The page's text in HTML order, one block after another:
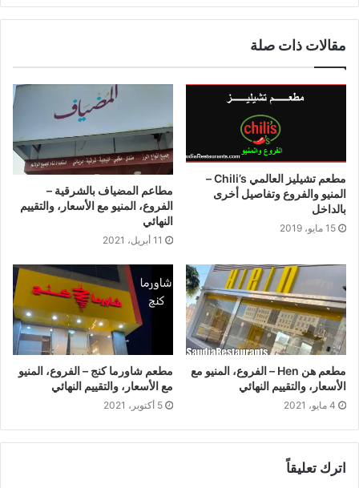
مقالات ذات صلة
مطعم تشيليز العالمي Chili’s –
المنيو والفروع وتفاصيل أخرى
بالداخل
15 مايو، 2019
مطاعم المضياف بالشرقية –
الفروع، المنيو مع الأسعار، والتقييم
النهائي
11 أبريل، 2021
مطعم هن Hen – الفروع، المنيو مع
الأسعار، والتقييم النهائي
4 مايو، 2021
مطعم شاورما كنج – الفروع، المنيو
مع الأسعار، والتقييم النهائي
5 أكتوبر، 2021
اترك تعليقاً